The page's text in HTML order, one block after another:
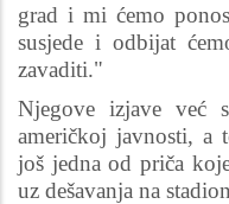
grad i mi ćemo
susjede i odbijat
zavaditi."
Njegove izjave već
američkoj javnosti, a
još jedna od priča
uz dešavanja na